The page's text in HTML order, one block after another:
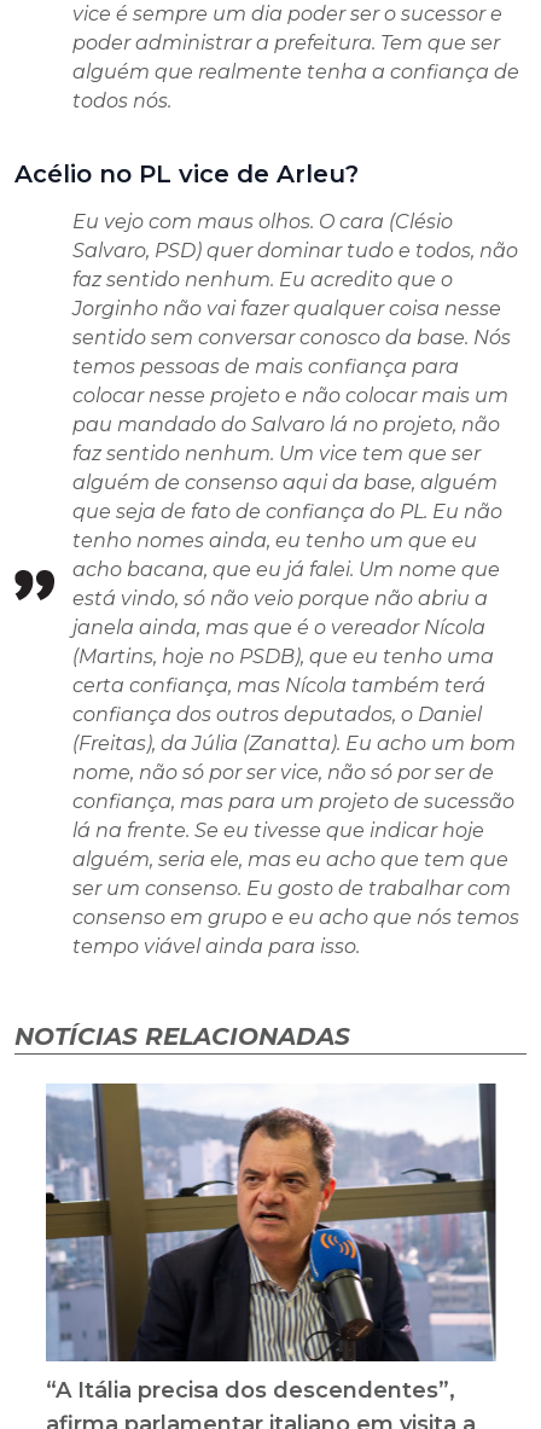
vice é sempre um dia poder ser o sucessor e
poder administrar a prefeitura. Tem que ser
alguém que realmente tenha a confiança de
todos nós.
Acélio no PL vice de Arleu?
Eu vejo com maus olhos. O cara (Clésio
Salvaro, PSD) quer dominar tudo e todos, não
faz sentido nenhum. Eu acredito que o
Jorginho não vai fazer qualquer coisa nesse
sentido sem conversar conosco da base. Nós
temos pessoas de mais confiança para
colocar nesse projeto e não colocar mais um
pau mandado do Salvaro lá no projeto, não
faz sentido nenhum. Um vice tem que ser
alguém de consenso aqui da base, alguém
que seja de fato de confiança do PL. Eu não
tenho nomes ainda, eu tenho um que eu
acho bacana, que eu já falei. Um nome que
está vindo, só não veio porque não abriu a
janela ainda, mas que é o vereador Nícola
(Martins, hoje no PSDB), que eu tenho uma
certa confiança, mas Nícola também terá
confiança dos outros deputados, o Daniel
(Freitas), da Júlia (Zanatta). Eu acho um bom
nome, não só por ser vice, não só por ser de
confiança, mas para um projeto de sucessão
lá na frente. Se eu tivesse que indicar hoje
alguém, seria ele, mas eu acho que tem que
ser um consenso. Eu gosto de trabalhar com
consenso em grupo e eu acho que nós temos
tempo viável ainda para isso.
NOTÍCIAS RELACIONADAS
“A Itália precisa dos descendentes”,
afirma parlamentar italiano em visita a